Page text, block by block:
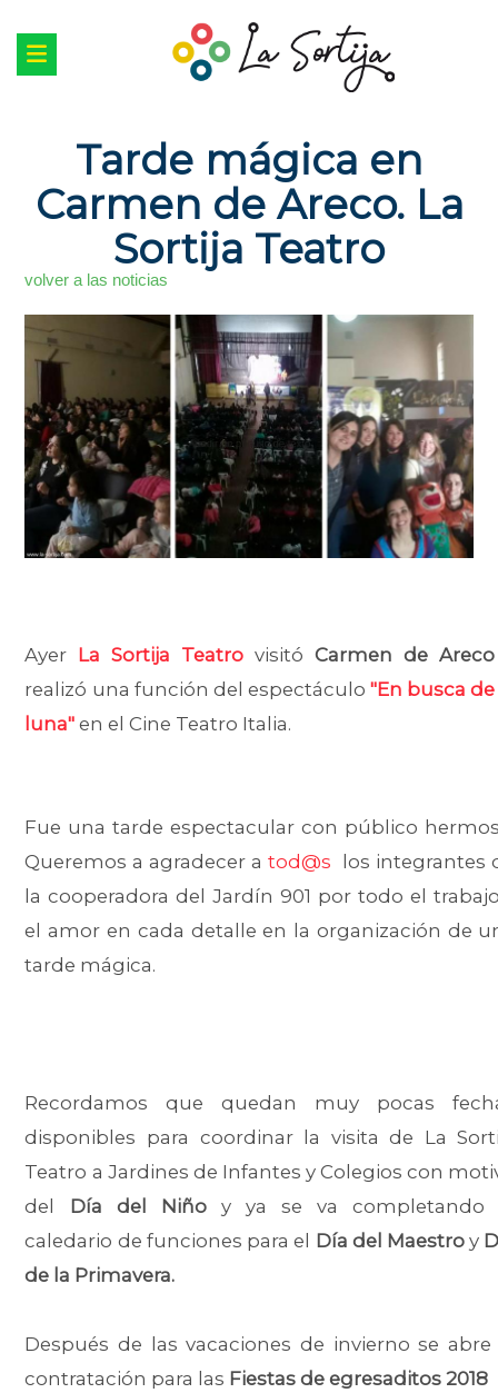
Tarde mágica en
Carmen de Areco. La
Sortija Teatro
volver a las noticias
Ayer La Sortija Teatro visitóCarmen de Areco
realizó una función del espectáculo"En busca de
luna" en el Cine Teatro Italia.
Fue una tarde espectacular con público
Queremos a agradecer atod@s los integrantes
la cooperadora del Jardín 901 por todo el
el amor en cada detalle en la organización de
tarde mágica.
Recordamos que quedan muy pocas
disponibles para coordinar la visita de La
Teatro a Jardines de Infantes y Colegios con
del
Día del Niñoy ya se va completando
caledario de funciones para el
Día del Maestroy
de la Primavera.
Después de las vacaciones de invierno se abre
contratación para las Fiestas de egresaditos 2018